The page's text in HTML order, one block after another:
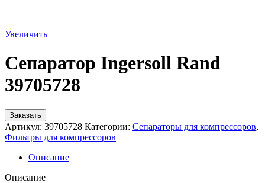
Увеличить
Сепаратор Ingersoll Rand
39705728
Заказать
Артикул: 39705728 Категории: Сепараторы для компрессоров,
Фильтры для компрессоров
Описание
Описание